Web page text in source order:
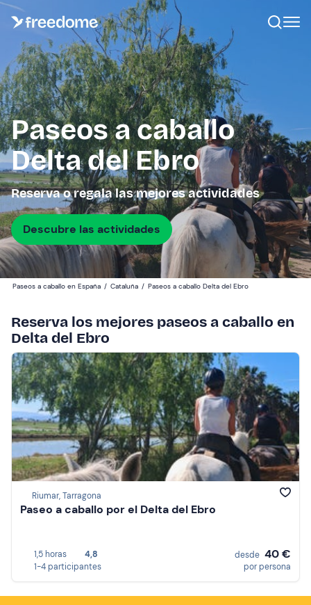
Paseos a caballo
Delta del Ebro
Reserva o regala las mejores actividades
Descubre las actividades
Paseos a caballo en España / Cataluña / Paseos a caballo Delta del Ebro
Reserva los mejores paseos a caballo en
Delta del Ebro
Riumar, Tarragona
Paseo a caballo por el Delta del Ebro
1,5 horas
4,8
1-4 participantes
desde 40 €
por persona